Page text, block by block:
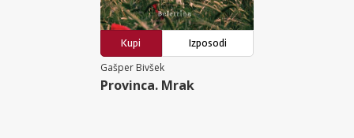
Kupi
Izposodi
Gašper Bivšek
Provinca. Mrak